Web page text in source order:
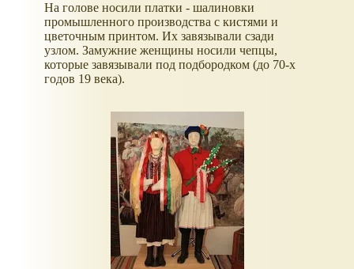
На голове носили платки - шалиновки
промышленного производства с кистями и
цветочным принтом. Их завязывали сзади
узлом. Замужние женщины носили чепцы,
которые завязывали под подбородком (до 70-х
годов 19 века).